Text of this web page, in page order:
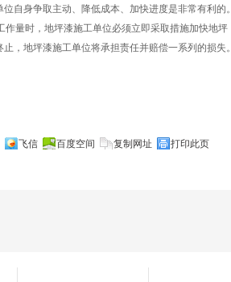
自身争取主动、降低成本、加快进度是非常有利的。
量时，地坪漆施工单位必须立即采取措施加快地坪
，地坪漆施工单位将承担责任并赔偿一系列的损失。
飞信 百度空间 复制网址
打印此页